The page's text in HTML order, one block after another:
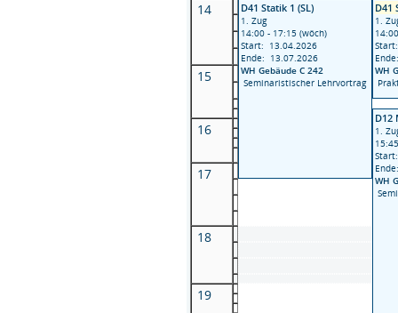
14 D41 Statik 1 (SL)
1. Zug
14:00 - 17:15 (wöch)
Start: 13.04.2026
Ende: 13.07.2026
WH Gebäude C 242
Seminaristischer Lehrvortrag
D41
1.
WH
15
D12
1.
WH
16
17
18
19